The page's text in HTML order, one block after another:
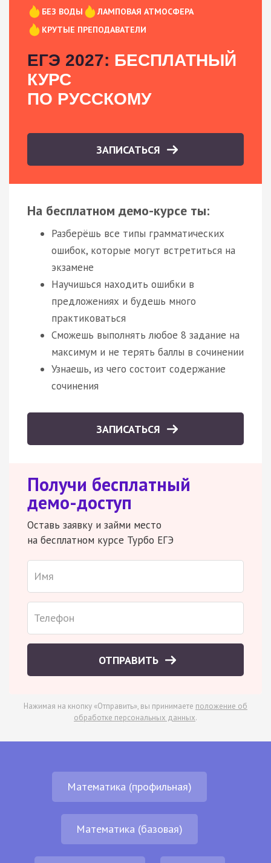
БЕЗ ВОДЫ
ЛАМПОВАЯ АТМОСФЕРА
КРУТЫЕ ПРЕПОДАВАТЕЛИ
ЕГЭ 2027: БЕСПЛАТНЫЙ
КУРС
ПО РУССКОМУ
ЗАПИСАТЬСЯ
На бесплатном демо-курсе ты:
Разберёшь все типы грамматических
ошибок, которые могут встретиться на
экзамене
Научишься находить ошибки в
предложениях и будешь много
практиковаться
Сможешь выполнять любое 8 задание на
максимум и не терять баллы в сочинении
Узнаешь, из чего состоит содержание
сочинения
ЗАПИСАТЬСЯ
Получи бесплатный
демо-доступ
Оставь заявку и займи место
на бесплатном курсе Турбо ЕГЭ
ОТПРАВИТЬ
Нажимая на кнопку «Отправить», вы принимаете положение об
обработке персональных данных.
Математика (профильная)
Математика (базовая)